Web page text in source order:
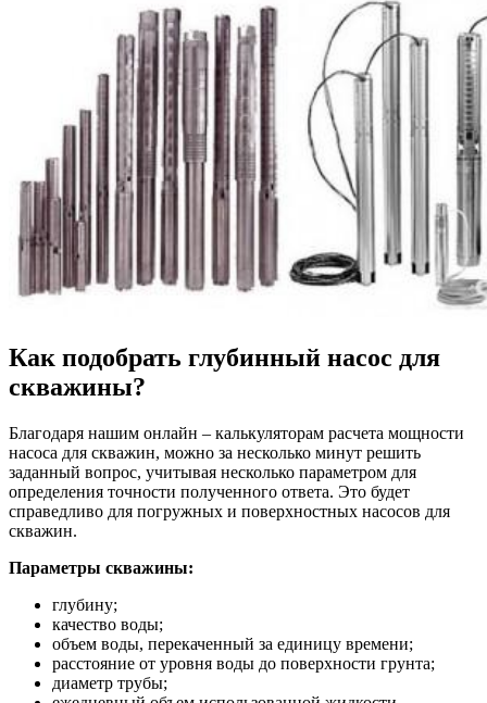
Как подобрать глубинный насос для
скважины?
Благодаря нашим онлайн – калькуляторам расчета мощности
насоса для скважин, можно за несколько минут решить
заданный вопрос, учитывая несколько параметром для
определения точности полученного ответа. Это будет
справедливо для погружных и поверхностных насосов для
скважин.
Параметры скважины:
глубину;
качество воды;
объем воды, перекаченный за единицу времени;
расстояние от уровня воды до поверхности грунта;
диаметр трубы;